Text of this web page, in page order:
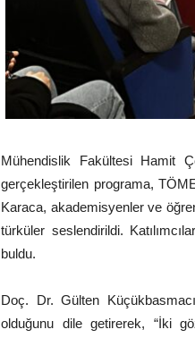
Mühendislik Fakültesi Hamit
gerçekleştirilen programa,
Karaca, akademisyenler ve
türküler seslendirildi.
buldu.
Doç. Dr. Gülten
olduğunu dile getirerek, “İki